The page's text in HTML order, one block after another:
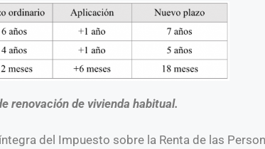
renovación de vivienda habitual.
del Impuesto sobre la Renta de las